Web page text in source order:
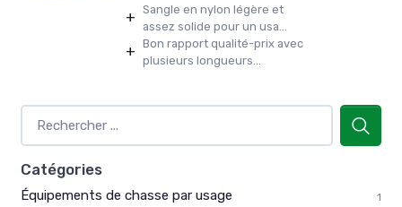
+ Sangle en nylon légère et
assez solide pour un usa...
+ Bon rapport qualité-prix avec
plusieurs longueurs...
Catégories
Équipements de chasse par usage 1